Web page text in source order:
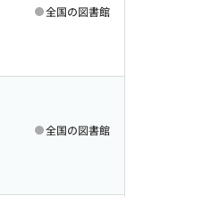
全国の図書館
全国の図書館